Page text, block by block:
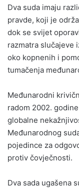
Dva suda imaju
pravde, koji je
dok se svijet
razmatra slučajeve
oko kopnenih i
tumačenja
Međunarodni
radom 2002.
globalne
Međunarodnog
pojedince za
protiv čovječnosti.
Dva sada ugašena